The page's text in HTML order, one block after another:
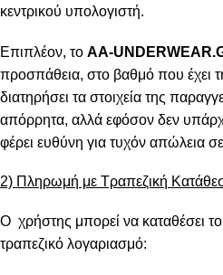
κεντρικού υπολογιστή.
Επιπλέον, το AA-
προσπάθεια, στο βαθμό που έχει
διατηρήσει τα στοιχεία της
απόρρητα, αλλά εφόσον δεν
φέρει ευθύνη για τυχόν απώλεια
2) Πληρωμή με Τραπεζική
Ο χρήστης μπορεί να καταθέσει
τραπεζικό λογαριασμό: